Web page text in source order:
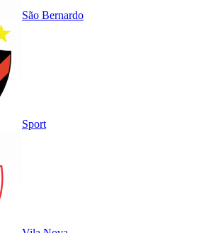
São Bernardo
Sport